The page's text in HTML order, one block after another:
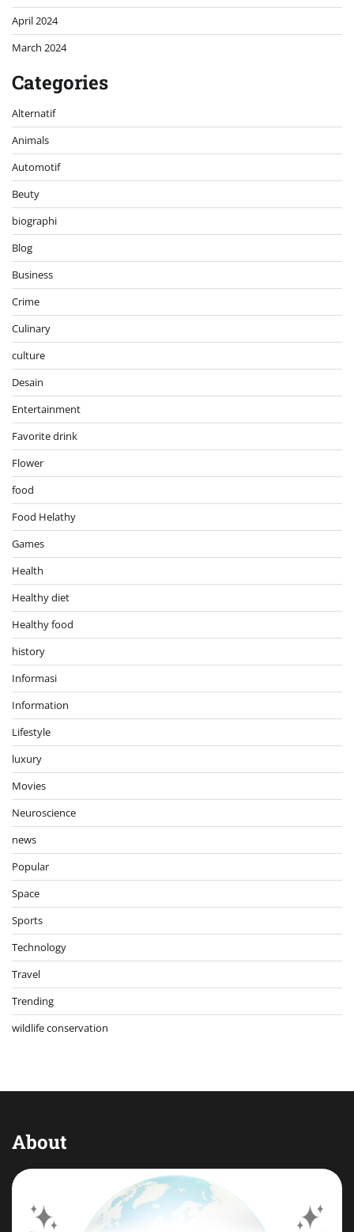
April 2024
March 2024
Categories
Alternatif
Animals
Automotif
Beuty
biographi
Blog
Business
Crime
Culinary
culture
Desain
Entertainment
Favorite drink
Flower
food
Food Helathy
Games
Health
Healthy diet
Healthy food
history
Informasi
Information
Lifestyle
luxury
Movies
Neuroscience
news
Popular
Space
Sports
Technology
Travel
Trending
wildlife conservation
About